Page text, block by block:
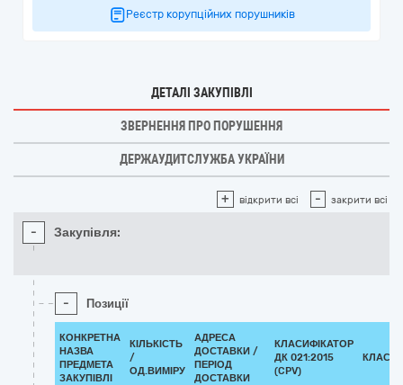
Реєстр корупційних порушників
ДЕТАЛІ ЗАКУПІВЛІ
ЗВЕРНЕННЯ ПРО ПОРУШЕННЯ
ДЕРЖАУДИТСЛУЖБА УКРАЇНИ
+ відкрити всі - закрити всі
- Закупівля:
- Позиції
КОНКРЕТНА
НАЗВА
ПРЕДМЕТА
ЗАКУПІВЛІ
КІЛЬКІСТЬ
/
ОД.ВИМІРУ
АДРЕСА
ДОСТАВКИ /
ПЕРІОД
ДОСТАВКИ
КЛАСИФІКАТОР
ДК 021:2015
(CPV)